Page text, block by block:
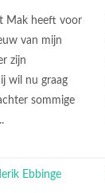
Mak heeft voor
van mijn
zijn
wil nu graag
sommige